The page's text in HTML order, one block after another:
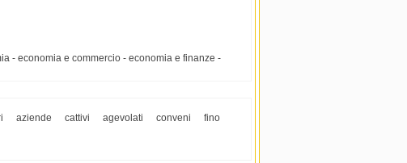
- economia e commercio - economia e finanze -
aziende cattivi agevolati conveni
fino